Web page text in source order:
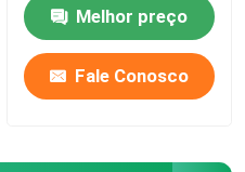
Melhor preço
Fale Conosco